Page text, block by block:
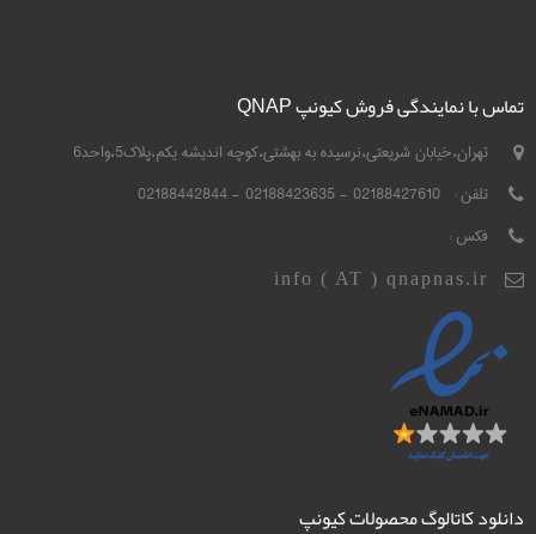
تماس با نمایندگی فروش کیونپ QNAP
تهران،خیابان شریعتی،نرسیده به بهشتی،کوچه اندیشه یکم،پلاک5،واحد6
تلفن : 02188427610 - 02188423635 - 02188442844
فکس :
info ( AT ) qnapnas.ir
دانلود کاتالوگ محصولات کیونپ